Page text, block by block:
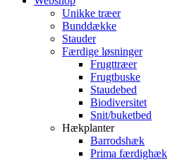
Unikke træer
Bunddække
Stauder
Færdige løsninger
Frugttræer
Frugtbuske
Staudebed
Biodiversitet
Snit/buketbed
Hækplanter
Barrodshæk
Prima færdighæk